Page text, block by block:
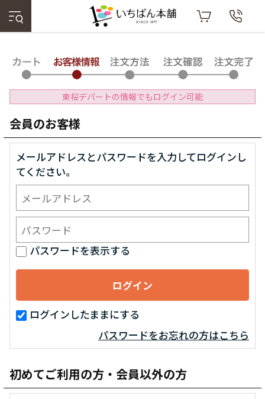
東桜デパートの情報でもログイン可能
会員のお客様
メールアドレスとパスワードを入力してログインし
てください。
パスワードを表示する
ログインしたままにする
パスワードをお忘れの方はこちら
初めてご利用の方・会員以外の方